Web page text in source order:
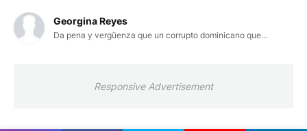
Georgina Reyes
Da pena y vergüenza que un corrupto dominicano que...
Responsive Advertisement